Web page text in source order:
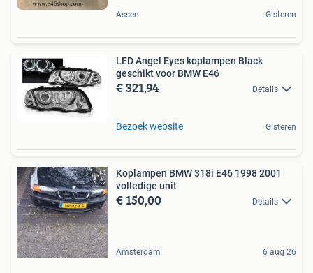
Assen Gisteren
LED Angel Eyes koplampen Black
geschikt voor BMW E46
€ 321,94 Details
Bezoek website Gisteren
Koplampen BMW 318i E46 1998 2001
volledige unit
€ 150,00 Details
Amsterdam 6 aug 26